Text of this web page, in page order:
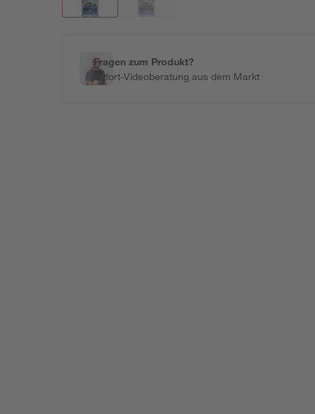
Fragen zum Produkt?
Sofort-Videoberatung aus dem Markt